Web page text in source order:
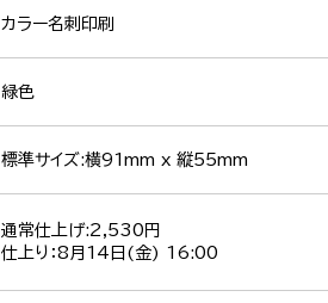
カラー名刺印刷
緑色
標準サイズ:横91mm x 縦55mm
通常仕上げ:2,530円
仕上り：8月14日(金) 16:00